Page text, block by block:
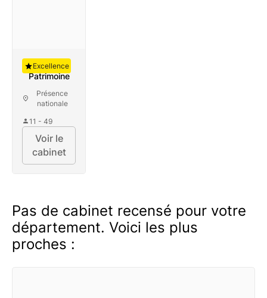
Auguste
Patrimoine
Présence
nationale
11 - 49
Excellence
Voir le
cabinet
Pas de cabinet recensé pour votre
département. Voici les plus
proches :